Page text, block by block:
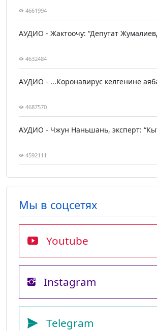
4661994
АУДИО - Жактоочу: “Депутат
4632484
АУДИО - ...Коронавирус келгенине
4687570
АУДИО - Чжун Наньшань, эксперт:
4592111
Мы в соцсетях
Youtube
Instagram
Telegram